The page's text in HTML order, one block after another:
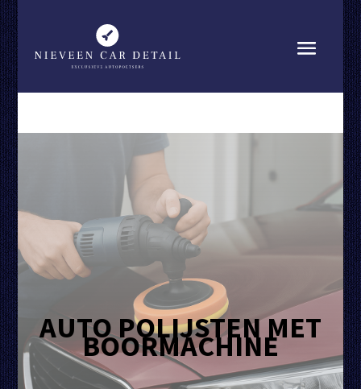
AUTO POLIJSTEN MET
BOORMACHINE